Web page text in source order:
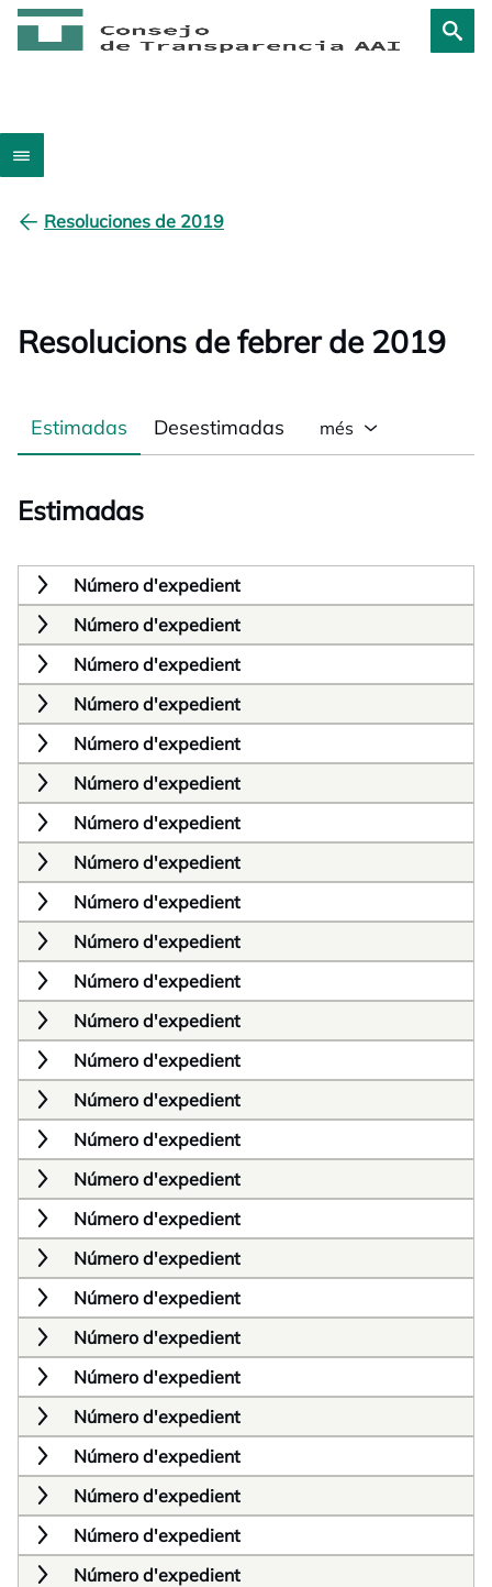
Resoluciones de 2019
Resolucions de febrer de 2019
Estimadas Desestimadas més
Estimadas
Número d'expedient
Número d'expedient
Número d'expedient
Número d'expedient
Número d'expedient
Número d'expedient
Número d'expedient
Número d'expedient
Número d'expedient
Número d'expedient
Número d'expedient
Número d'expedient
Número d'expedient
Número d'expedient
Número d'expedient
Número d'expedient
Número d'expedient
Número d'expedient
Número d'expedient
Número d'expedient
Número d'expedient
Número d'expedient
Número d'expedient
Número d'expedient
Número d'expedient
Número d'expedient